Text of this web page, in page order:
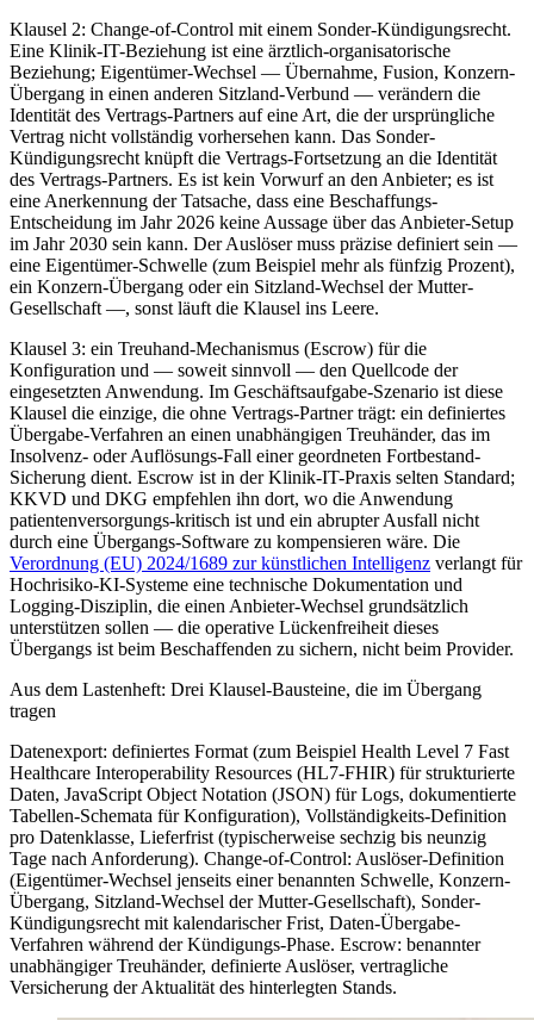
Klausel 2: Change-of-Control mit einem Sonder-Kündigungsrecht.
Eine Klinik-IT-Beziehung ist eine ärztlich-organisatorische
Beziehung; Eigentümer-Wechsel — Übernahme, Fusion, Konzern-
Übergang in einen anderen Sitzland-Verbund — verändern die
Identität des Vertrags-Partners auf eine Art, die der ursprüngliche
Vertrag nicht vollständig vorhersehen kann. Das Sonder-
Kündigungsrecht knüpft die Vertrags-Fortsetzung an die Identität
des Vertrags-Partners. Es ist kein Vorwurf an den Anbieter; es ist
eine Anerkennung der Tatsache, dass eine Beschaffungs-
Entscheidung im Jahr 2026 keine Aussage über das Anbieter-Setup
im Jahr 2030 sein kann. Der Auslöser muss präzise definiert sein —
eine Eigentümer-Schwelle (zum Beispiel mehr als fünfzig Prozent),
ein Konzern-Übergang oder ein Sitzland-Wechsel der Mutter-
Gesellschaft —, sonst läuft die Klausel ins Leere.
Klausel 3: ein Treuhand-Mechanismus (Escrow) für die
Konfiguration und — soweit sinnvoll — den Quellcode der
eingesetzten Anwendung. Im Geschäftsaufgabe-Szenario ist diese
Klausel die einzige, die ohne Vertrags-Partner trägt: ein definiertes
Übergabe-Verfahren an einen unabhängigen Treuhänder, das im
Insolvenz- oder Auflösungs-Fall einer geordneten Fortbestand-
Sicherung dient. Escrow ist in der Klinik-IT-Praxis selten Standard;
KKVD und DKG empfehlen ihn dort, wo die Anwendung
patientenversorgungs-kritisch ist und ein abrupter Ausfall nicht
durch eine Übergangs-Software zu kompensieren wäre. Die
Verordnung (EU) 2024/1689 zur künstlichen Intelligenz verlangt für
Hochrisiko-KI-Systeme eine technische Dokumentation und
Logging-Disziplin, die einen Anbieter-Wechsel grundsätzlich
unterstützen sollen — die operative Lückenfreiheit dieses
Übergangs ist beim Beschaffenden zu sichern, nicht beim Provider.
Aus dem Lastenheft: Drei Klausel-Bausteine, die im Übergang
tragen
Datenexport: definiertes Format (zum Beispiel Health Level 7 Fast
Healthcare Interoperability Resources (HL7-FHIR) für strukturierte
Daten, JavaScript Object Notation (JSON) für Logs, dokumentierte
Tabellen-Schemata für Konfiguration), Vollständigkeits-Definition
pro Datenklasse, Lieferfrist (typischerweise sechzig bis neunzig
Tage nach Anforderung). Change-of-Control: Auslöser-Definition
(Eigentümer-Wechsel jenseits einer benannten Schwelle, Konzern-
Übergang, Sitzland-Wechsel der Mutter-Gesellschaft), Sonder-
Kündigungsrecht mit kalendarischer Frist, Daten-Übergabe-
Verfahren während der Kündigungs-Phase. Escrow: benannter
unabhängiger Treuhänder, definierte Auslöser, vertragliche
Versicherung der Aktualität des hinterlegten Stands.